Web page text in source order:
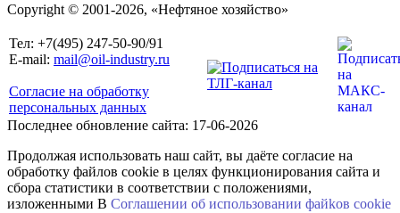
Copyright © 2001-2026, «Нефтяное хозяйство»
Тел: +7(495) 247-50-90/91
E-mail: mail@oil-industry.ru
Согласие на обработку
персональных данных
Последнее обновление сайта: 17-06-2026
Продолжая использовать наш сайт, вы даёте согласие на
обработку файлов cookie в целях функционирования сайта и
сбора статистики в соответствии с положениями,
изложенными В Соглашении об использовании файkов cookie